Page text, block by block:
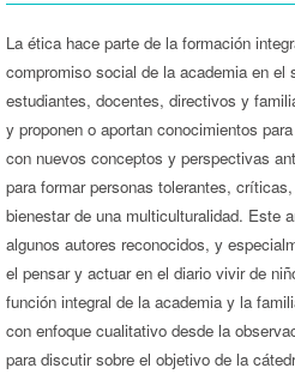
La ética hace parte de la formación
compromiso social de la academia en el
estudiantes, docentes, directivos y
y proponen o aportan conocimientos
con nuevos conceptos y perspectivas
para formar personas tolerantes,
bienestar de una multiculturalidad. Este
algunos autores reconocidos, y
el pensar y actuar en el diario vivir de
función integral de la academia y la
con enfoque cualitativo desde la
para discutir sobre el objetivo de la